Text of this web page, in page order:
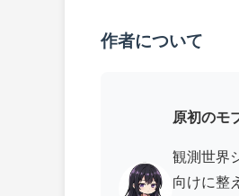
作者について
原初のモ
観測世界
向けに整